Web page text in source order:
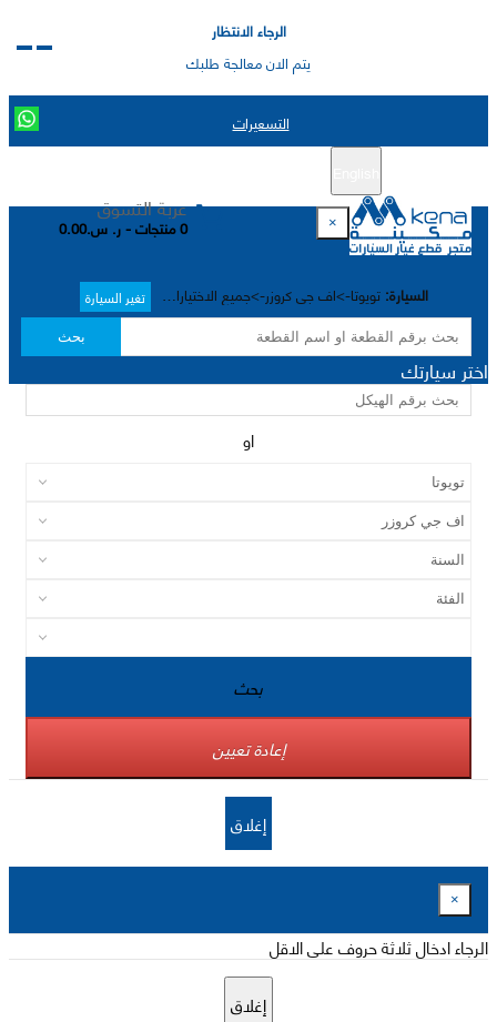
الرجاء الانتظار
يتم الان معالجة طلبك
التسعيرات
عربة التسوق
0 منتجات - ر. س.0.00
السيارة: تويوتا->اف جي كروزر->جميع الاختيارات-> تغير السيارة
بحث
×
اختر سيارتك
او
بحث
إعادة تعيين
إغلاق
×
الرجاء ادخال ثلاثة حروف على الاقل
إغلاق